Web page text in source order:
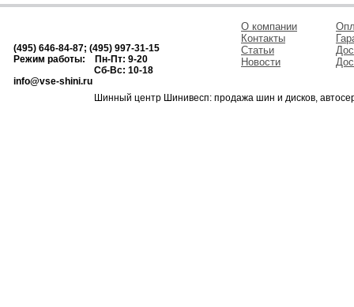
(495) 646-84-87; (495) 997-31-15
Режим работы: Пн-Пт: 9-20
Сб-Вс: 10-18
info@vse-shini.ru
О компании
Контакты
Статьи
Новости
Шинный центр Шинивесп: продажа шин и дисков,